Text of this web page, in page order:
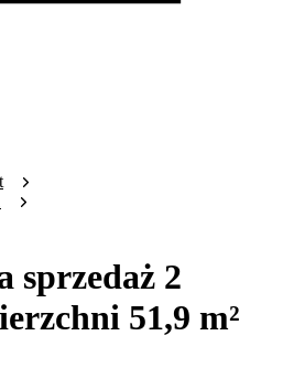
sprzedaż 2
51,9 m²